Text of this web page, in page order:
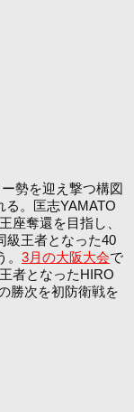
勢を迎え撃つ構図
る。匡志YAMATO
座奪還を目指し、
級王者となった40
3月の大阪大会で
者となったHIRO
勝次を初防衛戦を